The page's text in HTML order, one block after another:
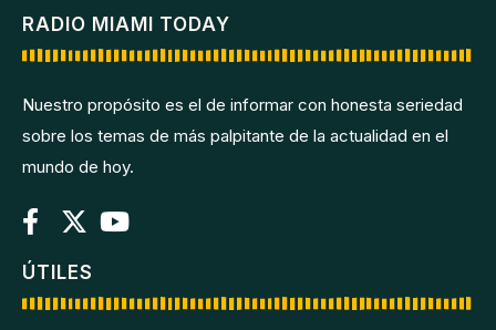
RADIO MIAMI TODAY
Nuestro propósito es el de informar con honesta seriedad
sobre los temas de más palpitante de la actualidad en el
mundo de hoy.
ÚTILES